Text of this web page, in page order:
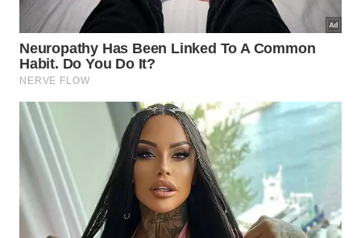
500 ml de vinagre branco
de uso culinário;
2 colheres de sopa de salde cozinha comum;
2 colheres de chá de detergenteneutro;
1 frasco borrifador
O vinagre e o sal devem ser misturados até
completa dissolução, com o detergente adicionado
em seguida. A solução é aplicada diretamente sobre
as folhas, em dia seco e ensolarado, para evitar
diluição pela chuva e favorecer a dessecação
rápida, tornando a remoção manual posterior bem
menos trabalhosa.